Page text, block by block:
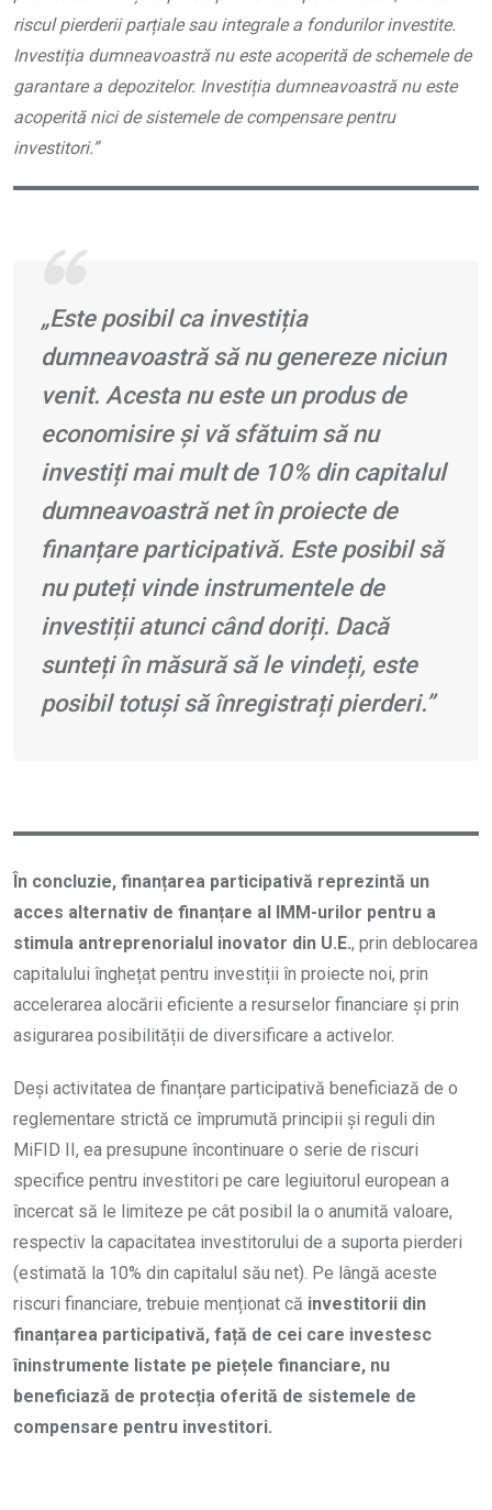
riscul pierderii parțiale sau integrale a fondurilor investite.
Investiția dumneavoastră nu este acoperită de schemele de
garantare a depozitelor. Investiția dumneavoastră nu este
acoperită nici de sistemele de compensare pentru
investitori.”
„Este posibil ca investiția
dumneavoastră să nu genereze niciun
venit. Acesta nu este un produs de
economisire și vă sfătuim să nu
investiți mai mult de 10% din capitalul
dumneavoastră net în proiecte de
finanțare participativă. Este posibil să
nu puteți vinde instrumentele de
investiții atunci când doriți. Dacă
sunteți în măsură să le vindeți, este
posibil totuși să înregistrați pierderi.”
În concluzie, finanțarea participativă reprezintă un
acces alternativ de finanțare al IMM-urilor pentru a
stimula antreprenorialul inovator din U.E., prin deblocarea
capitalului înghețat pentru investiții în proiecte noi, prin
accelerarea alocării eficiente a resurselor financiare și prin
asigurarea posibilității de diversificare a activelor.
Deși activitatea de finanțare participativă beneficiază de o
reglementare strictă ce împrumută principii și reguli din
MiFID II, ea presupune încontinuare o serie de riscuri
specifice pentru investitori pe care legiuitorul european a
încercat să le limiteze pe cât posibil la o anumită valoare,
respectiv la capacitatea investitorului de a suporta pierderi
(estimată la 10% din capitalul său net). Pe lângă aceste
riscuri financiare, trebuie menționat că investitorii din
finanțarea participativă, față de cei care investesc
îninstrumente listate pe piețele financiare, nu
beneficiază de protecția oferită de sistemele de
compensare pentru investitori.